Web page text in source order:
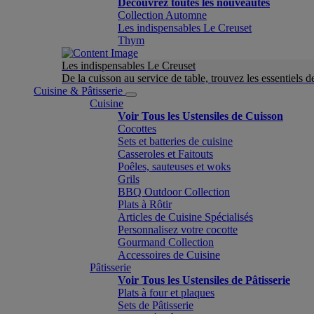
Découvrez toutes les nouveautés
Collection Automne
Les indispensables Le Creuset
Thym
Les indispensables Le Creuset
De la cuisson au service de table, trouvez les essentiels
Cuisine & Pâtisserie
Cuisine
Voir Tous les Ustensiles de Cuisson
Cocottes
Sets et batteries de cuisine
Casseroles et Faitouts
Poêles, sauteuses et woks
Grils
BBQ Outdoor Collection
Plats à Rôtir
Articles de Cuisine Spécialisés
Personnalisez votre cocotte
Gourmand Collection
Accessoires de Cuisine
Pâtisserie
Voir Tous les Ustensiles de Pâtisserie
Plats à four et plaques
Sets de Pâtisserie